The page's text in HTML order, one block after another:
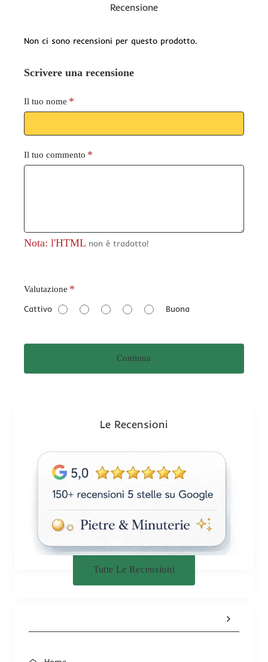
Recensione
Non ci sono recensioni per questo prodotto.
Scrivere una recensione
Il tuo nome
Il tuo commento
Nota: l'HTML non è tradotto!
V
l
t
z
Valutazione
Cattivo Buona
Continua
Le Recensioni
Tutte Le Recensioni